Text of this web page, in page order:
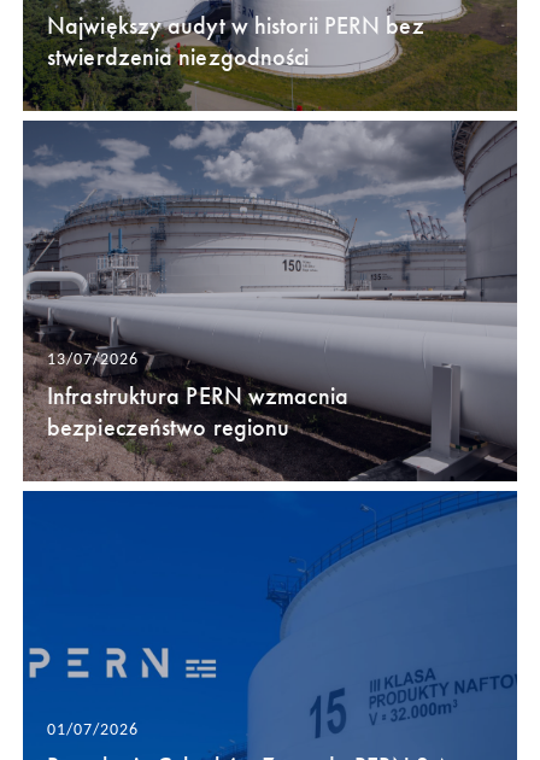
Największy audyt w historii PERN bez
stwierdzenia niezgodności
13/07/2026
Infrastruktura PERN wzmacnia
bezpieczeństwo regionu
01/07/2026